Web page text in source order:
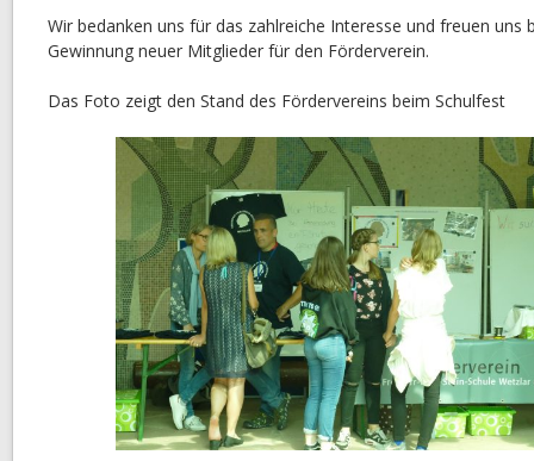
Wir bedanken uns für das zahlreiche Interesse und freuen uns
Gewinnung neuer Mitglieder für den Förderverein.
Das Foto zeigt den Stand des Fördervereins beim Schulfest